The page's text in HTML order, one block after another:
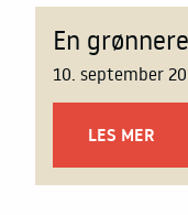
En
10. september
LES MER